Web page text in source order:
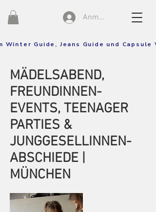
Anmelden
Winter Guide, Jeans Guide und Capsule
MÄDELSABEND,
FREUNDINNEN-
EVENTS, TEENAGER
PARTIES &
JUNGGESELLINNEN-
ABSCHIEDE |
MÜNCHEN